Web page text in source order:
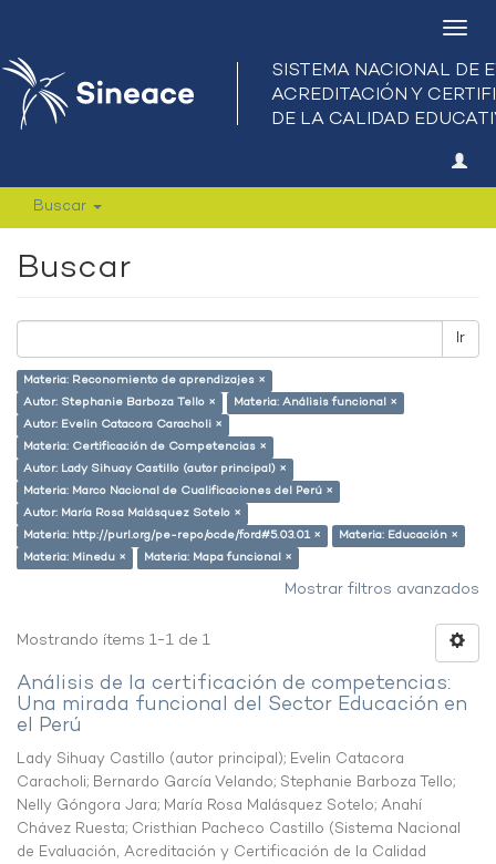
Buscar
Buscar
Ir
Materia: Reconomiento de aprendizajes ×
Autor: Stephanie Barboza Tello ×
Materia: Análisis funcional ×
Autor: Evelin Catacora Caracholi ×
Materia: Certificación de Competencias ×
Autor: Lady Sihuay Castillo (autor principal) ×
Materia: Marco Nacional de Cualificaciones del Perú ×
Autor: María Rosa Malásquez Sotelo ×
Materia: http://purl.org/pe-repo/ocde/ford#5.03.01 ×
Materia: Educación ×
Materia: Minedu ×
Materia: Mapa funcional ×
Mostrar filtros avanzados
Mostrando ítems 1-1 de 1
Análisis de la certificación de competencias:
Una mirada funcional del Sector Educación en
el Perú
Lady Sihuay Castillo (autor principal); Evelin Catacora
Caracholi; Bernardo García Velando; Stephanie Barboza Tello;
Nelly Góngora Jara; María Rosa Malásquez Sotelo; Anahí
Chávez Ruesta; Cristhian Pacheco Castillo (Sistema Nacional
de Evaluación, Acreditación y Certificación de la Calidad